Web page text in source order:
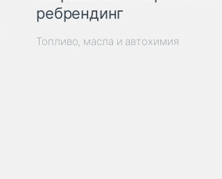
ребрендинг
Топливо, масла и автохимия